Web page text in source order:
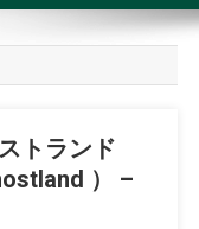
トランド
） –